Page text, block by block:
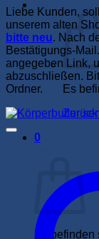
Warenkorb
Es
0
Es befinden
Liebe Kunden,
unserem alten
bitte neu. Nach
Bestätigungs-
angegeben Link,
abzuschließen.
Ordner.